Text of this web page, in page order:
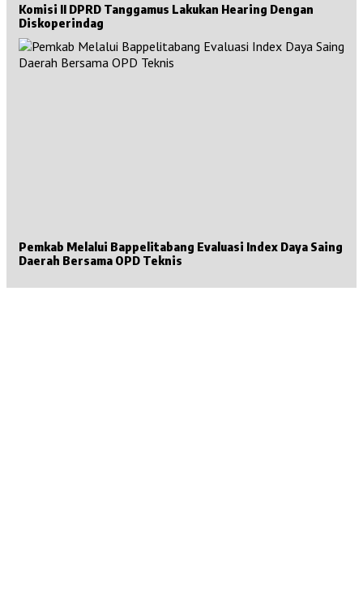
Komisi II DPRD Tanggamus Lakukan Hearing Dengan
Diskoperindag
Pemkab Melalui Bappelitabang Evaluasi Index Daya Saing
Daerah Bersama OPD Teknis